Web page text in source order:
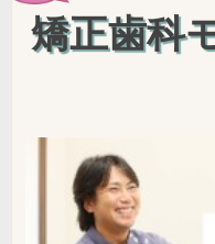
矯正歯科